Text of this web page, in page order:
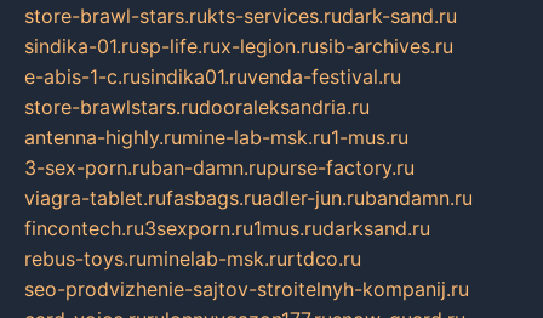
store-brawl-stars.rukts-services.rudark-sand.ru
sindika-01.rusp-life.rux-legion.rusib-archives.ru
e-abis-1-c.rusindika01.ruvenda-festival.ru
store-brawlstars.rudooraleksandria.ru
antenna-highly.rumine-lab-msk.ru1-mus.ru
3-sex-porn.ruban-damn.rupurse-factory.ru
viagra-tablet.rufasbags.ruadler-jun.rubandamn.ru
fincontech.ru3sexporn.ru1mus.rudarksand.ru
rebus-toys.ruminelab-msk.rurtdco.ru
seo-prodvizhenie-sajtov-stroitelnyh-kompanij.ru